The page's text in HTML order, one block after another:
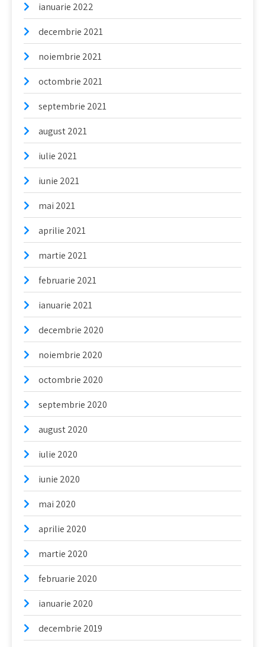
ianuarie 2022
decembrie 2021
noiembrie 2021
octombrie 2021
septembrie 2021
august 2021
iulie 2021
iunie 2021
mai 2021
aprilie 2021
martie 2021
februarie 2021
ianuarie 2021
decembrie 2020
noiembrie 2020
octombrie 2020
septembrie 2020
august 2020
iulie 2020
iunie 2020
mai 2020
aprilie 2020
martie 2020
februarie 2020
ianuarie 2020
decembrie 2019